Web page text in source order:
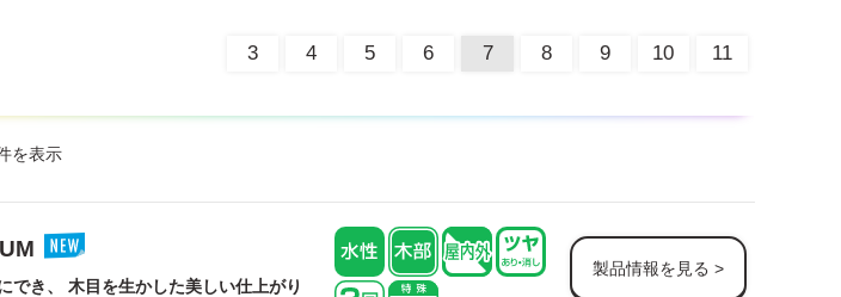
を表示
3 4 5 6 7 8 9 10 11
でき、 木目を生かした美しい仕上がり
製品情報を見る >